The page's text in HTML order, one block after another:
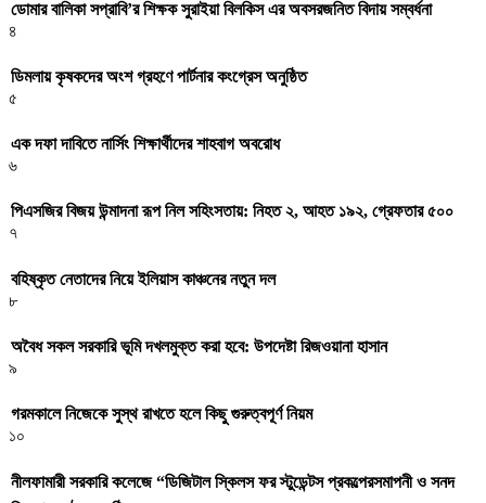
ডোমার বালিকা সপ্রাবি’র শিক্ষক সুরাইয়া বিলকিস এর অবসরজনিত বিদায় সম্বর্ধনা
৪
ডিমলায় কৃষকদের অংশ গ্রহণে পার্টনার কংগ্রেস অনুষ্ঠিত
৫
এক দফা দাবিতে নার্সিং শিক্ষার্থীদের শাহবাগ অবরোধ
৬
পিএসজির বিজয় উন্মাদনা রূপ নিল সহিংসতায়: নিহত ২, আহত ১৯২, গ্রেফতার ৫০০
৭
বহিষ্কৃত নেতাদের নিয়ে ইলিয়াস কাঞ্চনের নতুন দল
৮
অবৈধ সকল সরকারি ভূমি দখলমুক্ত করা হবে: উপদেষ্টা রিজওয়ানা হাসান
৯
গরমকালে নিজেকে সুস্থ রাখতে হলে কিছু গুরুত্বপূর্ণ নিয়ম
১০
নীলফামারী সরকারি কলেজে “ডিজিটাল স্কিলস ফর স্টুডেন্টস প্রকল্পেরসমাপনী ও সনদ